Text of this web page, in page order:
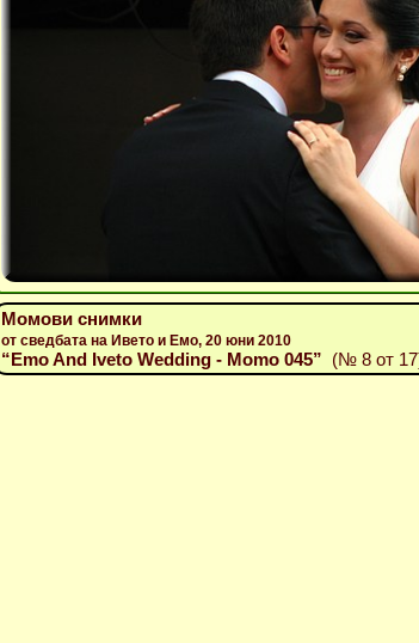
Момови снимки
от сведбата на Ивето и Емо, 20 юни 2010
“Emo And Iveto Wedding - Momo 045” (№ 8 от